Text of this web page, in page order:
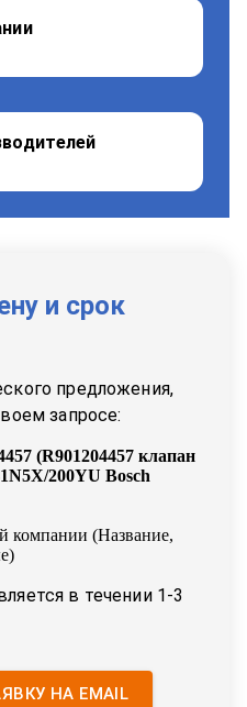
и срок
предложения,
запросе:
(R901204457 клапан
200YU Bosch
компании (Название,
в течении 1-3
НА EMAIL